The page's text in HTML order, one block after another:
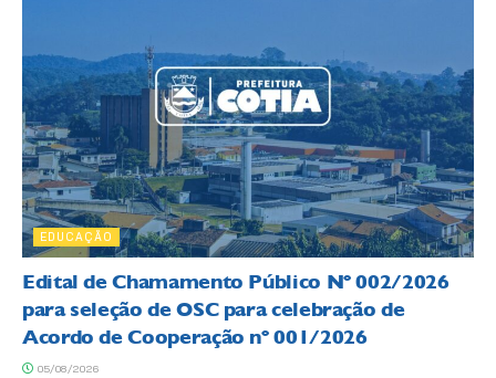
EDUCAÇÃO
Edital de Chamamento Público Nº 002/2026
para seleção de OSC para celebração de
Acordo de Cooperação nº 001/2026
05/08/2026